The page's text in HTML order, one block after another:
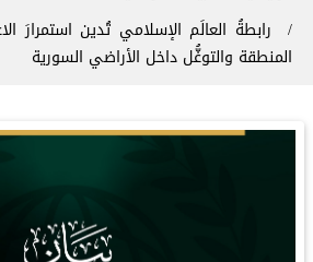
رابطةُ العالَم الإسلامي تُدين استمرارَ
المنطقة والتوغُّل داخل الأراضي السورية